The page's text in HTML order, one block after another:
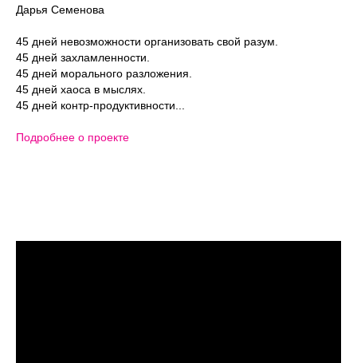
Дарья Семенова
45 дней невозможности организовать свой разум.⁣
45 дней захламленности.⁣
45 дней морального разложения.⁣
45 дней хаоса в мыслях.⁣
45 дней контр-продуктивности.⁣..
Подробнее о проекте